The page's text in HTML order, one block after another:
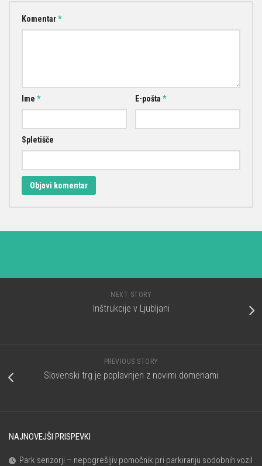
Komentar*
Ime * E-pošta*
Spletišče
NEXT STORY
Inštrukcije v Ljubljani
PREVIOUS STORY
Slovenski trg je poplavnjen z novimi domenami
NAJNOVEJŠI PRISPEVKI
Park senzorji – nepogrešljiv pomočnik pri parkiranju sodobnih vozil